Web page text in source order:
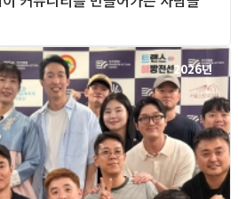
2026년